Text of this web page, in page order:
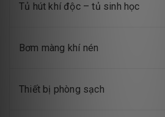
Tủ hút khí độc – tủ sinh học
Bơm màng khí nén
Thiết bị phòng sạch